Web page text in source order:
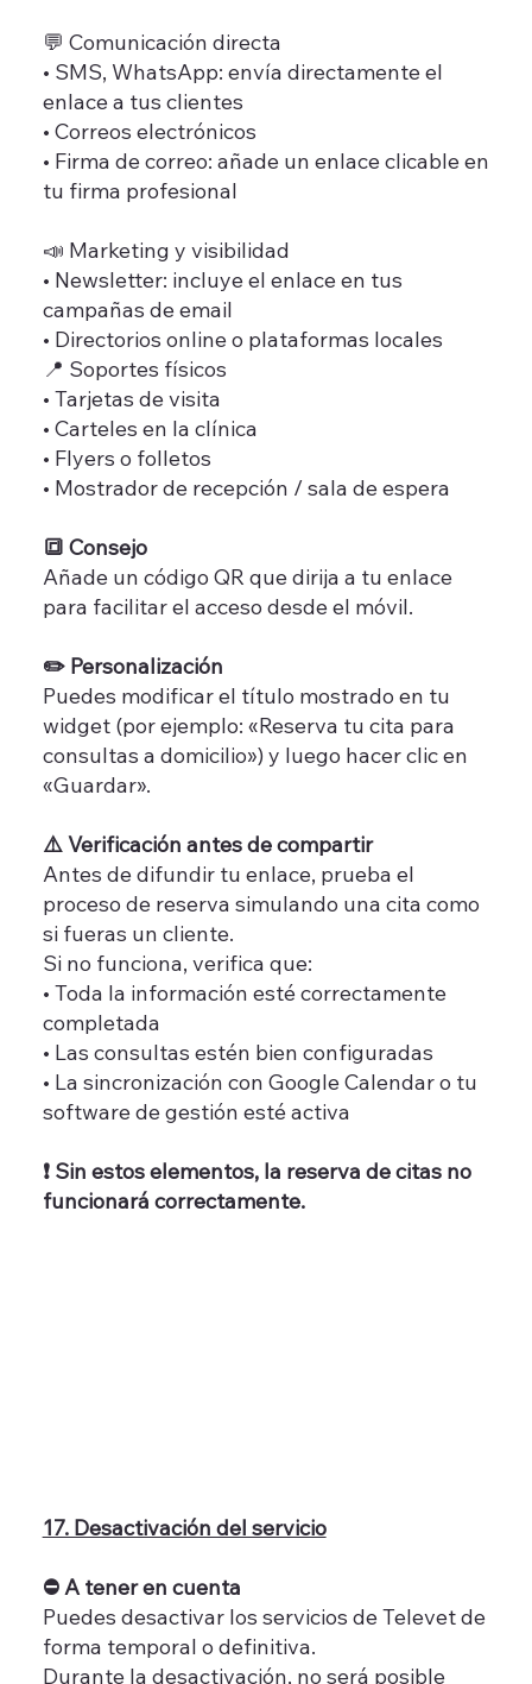
💬 Comunicación directa
• SMS, WhatsApp: envía directamente el
enlace a tus clientes
• Correos electrónicos
• Firma de correo: añade un enlace clicable en
tu firma profesional
📣 Marketing y visibilidad
• Newsletter: incluye el enlace en tus
campañas de email
• Directorios online o plataformas locales
📍 Soportes físicos
• Tarjetas de visita
• Carteles en la clínica
• Flyers o folletos
• Mostrador de recepción / sala de espera
🔳 Consejo
Añade un código QR que dirija a tu enlace
para facilitar el acceso desde el móvil.
✏️ Personalización
Puedes modificar el título mostrado en tu
widget (por ejemplo: «Reserva tu cita para
consultas a domicilio») y luego hacer clic en
«Guardar».
⚠️ Verificación antes de compartir
Antes de difundir tu enlace, prueba el
proceso de reserva simulando una cita como
si fueras un cliente.
Si no funciona, verifica que:
• Toda la información esté correctamente
completada
• Las consultas estén bien configuradas
• La sincronización con Google Calendar o tu
software de gestión esté activa
❗ Sin estos elementos, la reserva de citas no
funcionará correctamente.
17. Desactivación del servicio
⛔ A tener en cuenta
Puedes desactivar los servicios de Televet de
forma temporal o definitiva.
Durante la desactivación, no será posible